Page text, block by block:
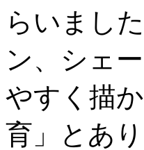
らいまし
ン、シェ
やすく描
育」とあ